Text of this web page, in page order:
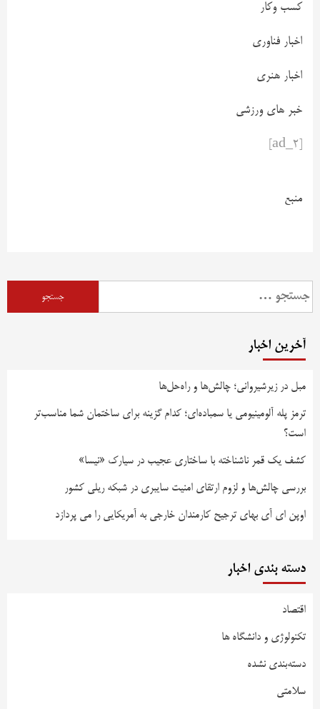
کسب وکار
اخبار فناوری
اخبار هنری
خبر های ورزشی
منبع
آخرین اخبار
مبل در زیرشیروانی؛ چالش‌ها و راه‌حل‌ها
ترمز پله آلومینیومی یا سمباده‌ای؛ کدام گزینه برای ساختمان شما مناسب‌تر
است؟
کشف یک قمر ناشناخته با ساختاری عجیب در سیارک «نیسا»
بررسی چالش‌ها و لزوم ارتقای امنیت سایبری در شبکه ریلی کشور
اوپن ای آی بهای ترجیح کارمندان خارجی به آمریکایی را می پردازد
دسته بندی اخبار
اقتصاد
تکنولوژی و دانشگاه ها
دسته‌بندی نشده
سلامتی